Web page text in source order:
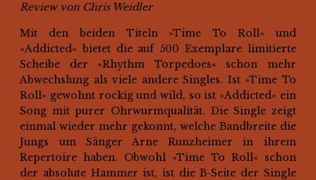
Review von Chris Weidler
Mit den beiden Titeln »Time To Roll« und
»Addicted« bietet die auf 500 Exemplare limitierte
Scheibe der »Rhythm Torpedoes« schon mehr
Abwechslung als viele andere Singles. Ist »Time To
Roll« gewohnt rockig und wild, so ist »Addicted« ein
Song mit purer Ohrwurmqualität. Die Single zeigt
einmal wieder mehr gekonnt, welche Bandbreite die
Jungs um Sänger Arne Runzheimer in ihrem
Repertoire haben. Obwohl »Time To Roll« schon
der absolute Hammer ist, ist die B-Seite der Single